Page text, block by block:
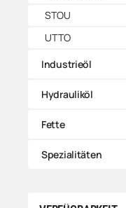
STOU
UTTO
Industrieöl
Hydrauliköl
Fette
Spezialitäten